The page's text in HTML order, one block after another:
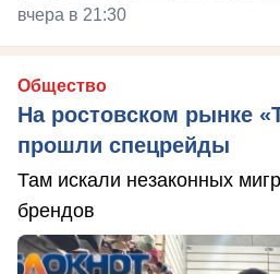
вчера в 21:30
Общество
На ростовском рынке
прошли спецрейды
Там искали незаконных
брендов